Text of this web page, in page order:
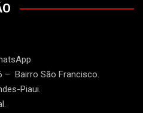
– Bairro São Francisco.
Piaui.